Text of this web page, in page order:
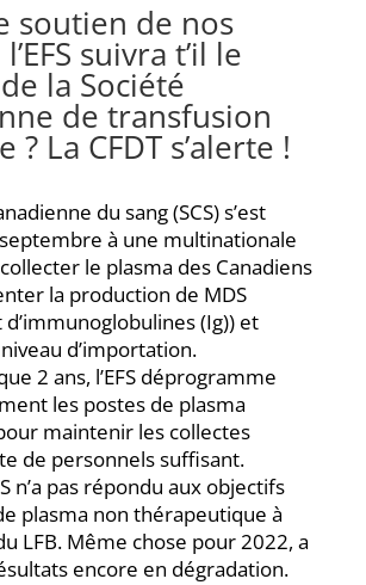
soutien de nos
suivra t’il le
la Société
de transfusion
? La CFDT s’alerte !
du sang (SCS) s’est
à une multinationale
le plasma des Canadiens
la production de MDS
(Ig)) et
d’importation.
2 ans, l’EFS déprogramme
les postes de plasma
maintenir les collectes
de personnels suffisant.
n’a pas répondu aux objectifs
plasma non thérapeutique à
LFB. Même chose pour 2022, a
encore en dégradation.